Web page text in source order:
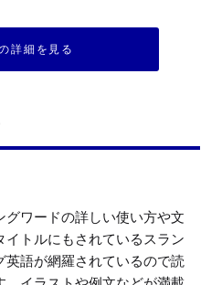
詳細を見る
ワードの詳しい使い方や文
トルにもされているスラン
語が網羅されているので読